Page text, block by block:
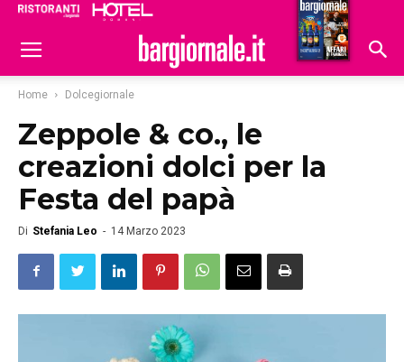
Hoteldomani
Home Dolcegiornale
Zeppole & co., le
creazioni dolci per la
Festa del papà
Di Stefania Leo - 14 Marzo 2023